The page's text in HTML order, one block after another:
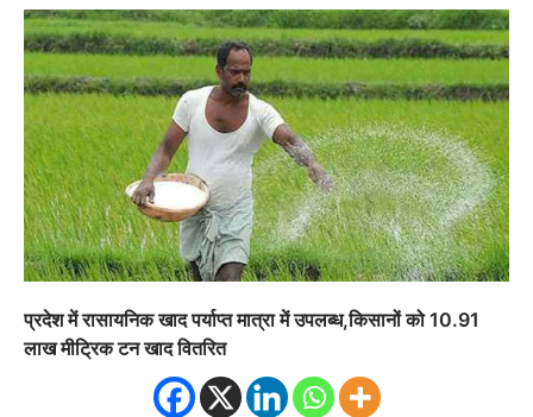
प्रदेश में रासायनिक खाद पर्याप्त मात्रा में उपलब्ध,किसानों को 10.91
लाख मीट्रिक टन खाद वितरित